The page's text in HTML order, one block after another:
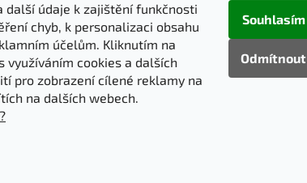
další údaje k zajištění funkčnosti
chyb, k personalizaci obsahu
účelům. Kliknutím na
využíváním cookies a dalších
pro zobrazení cílené reklamy na
na dalších webech.
Odmítnout
Souhlasím